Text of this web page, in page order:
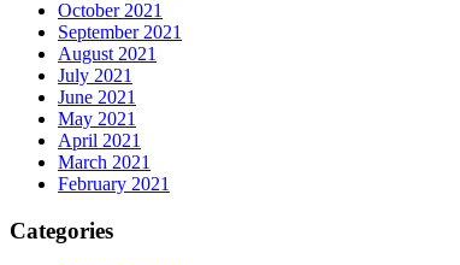
October 2021
September 2021
August 2021
July 2021
June 2021
May 2021
April 2021
March 2021
February 2021
Categories